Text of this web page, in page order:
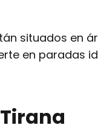
situados en
en paradas